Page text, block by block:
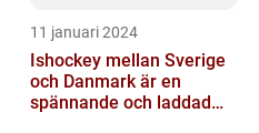
11 januari 2024
Ishockey mellan Sverige
och Danmark är en
spännande och laddad